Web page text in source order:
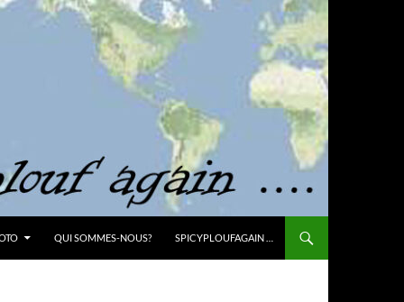
QUI SOMMES-NOUS? SPICYPLOUFAGAIN …